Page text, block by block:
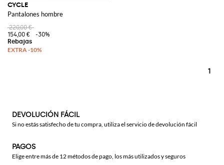
CYCLE
Pantalones hombre
220,00 €
154,00 €
-30%
1
DEVOLUCIÓN FÁCIL
Si no estás satisfecho de tu compra, utiliza el servicio de devolución fácil
PAGOS
Elige entre más de 12 métodos de pago, los más utilizados y seguros